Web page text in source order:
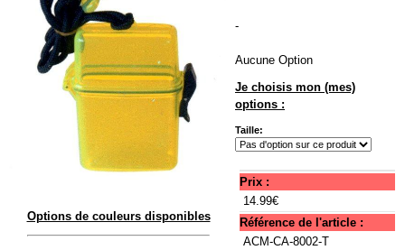
Options de couleurs disponibles
-
Aucune Option
Je choisis mon (mes)
options :
Taille:
Prix :
14.99€
Référence de l'article :
ACM-CA-8002-T